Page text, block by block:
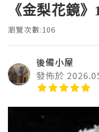
《金梨花鏡》
瀏覽次數:106
後備小屋
發佈於